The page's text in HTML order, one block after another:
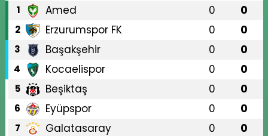
1 Amed 0 0
2 Erzurumspor FK 0 0
3 Başakşehir 0 0
4 Kocaelispor 0 0
5 Beşiktaş 0 0
6 Eyüpspor 0 0
7 Galatasaray 0 0